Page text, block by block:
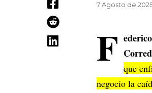
7 Agosto de
F que
negocio la